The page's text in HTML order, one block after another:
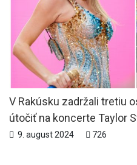
V Rakúsku zadržali tretiu
útočiť na koncerte Taylor
9. august 2024 726